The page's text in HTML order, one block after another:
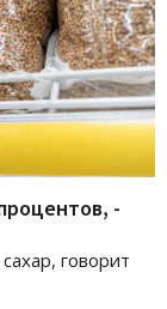
-
говорит